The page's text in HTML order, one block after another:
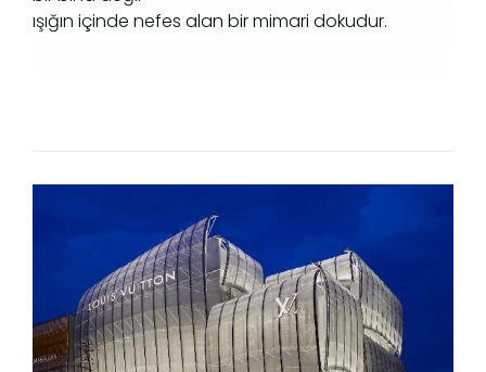
ışığın içinde nefes alan bir mimari dokudur.